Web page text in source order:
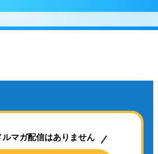
マガ配信はありません